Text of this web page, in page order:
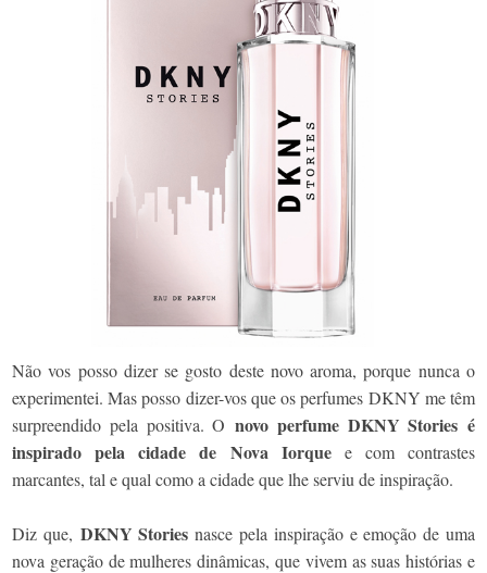
Não vos posso dizer se gosto deste novo aroma, porque nunca o
experimentei. Mas posso dizer-vos que os perfumes DKNY me têm
surpreendido pela positiva. O novo perfume DKNY Stories é
inspirado pela cidade de Nova Iorque e com contrastes
marcantes, tal e qual como a cidade que lhe serviu de inspiração.
Diz que, DKNY Storiesnasce pela inspiração e emoção de uma
nova geração de mulheres dinâmicas, que vivem as suas histórias e